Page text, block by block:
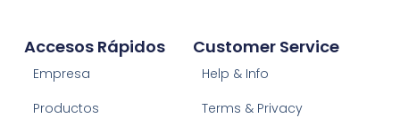
Customer Service
Help & Info
Terms & Privacy
Accesos Rápidos
Empresa
Productos